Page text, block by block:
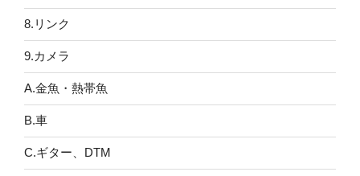
8.リンク
9.カメラ
A.金魚・熱帯魚
B.車
C.ギター、DTM